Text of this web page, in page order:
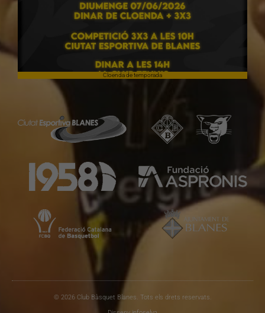
Cloenda de temporada
© 2026 Club Bàsquet Blanes. Tots els drets reservats.